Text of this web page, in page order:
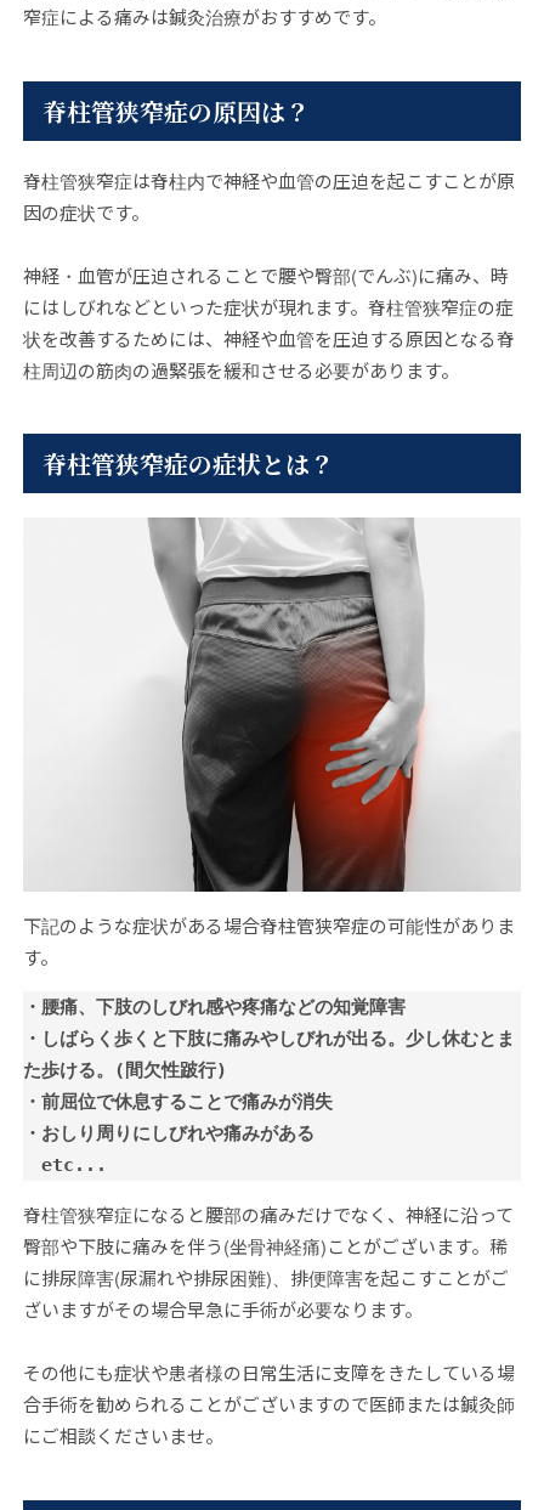
窄症による痛みは鍼灸治療がおすすめです。
脊柱管狭窄症の原因は？
脊柱管狭窄症は脊柱内で神経や血管の圧迫を起こすことが原
因の症状です。
神経・血管が圧迫されることで腰や臀部(でんぶ)に痛み、時
にはしびれなどといった症状が現れます。脊柱管狭窄症の症
状を改善するためには、神経や血管を圧迫する原因となる脊
柱周辺の筋肉の過緊張を緩和させる必要があります。
脊柱管狭窄症の症状とは？
下記のような症状がある場合脊柱管狭窄症の可能性がありま
す。
・腰痛、下肢のしびれ感や疼痛などの知覚障害
・しばらく歩くと下肢に痛みやしびれが出る。少し休むとま
た歩ける。(間欠性跛行)
・前屈位で休息することで痛みが消失
・おしり周りにしびれや痛みがある
etc...
脊柱管狭窄症になると腰部の痛みだけでなく、神経に沿って
臀部や下肢に痛みを伴う(坐骨神経痛)ことがございます。稀
に排尿障害(尿漏れや排尿困難)、排便障害を起こすことがご
ざいますがその場合早急に手術が必要なります。
その他にも症状や患者様の日常生活に支障をきたしている場
合手術を勧められることがございますので医師または鍼灸師
にご相談くださいませ。